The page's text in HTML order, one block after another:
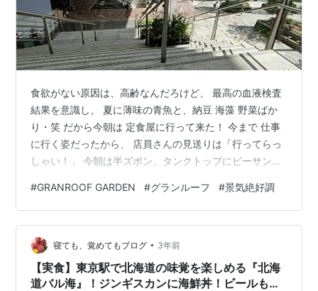
食欲がない原因は、高齢なんだろけど、 最高の血液検査
結果を意識し、 夏に薄味の青魚と、納豆 海藻 野菜ばか
り・笑 だから今朝は 定食屋に行って来た！ 今まで 仕事
に行く姿だったから、 店員さんの見送りは「行ってらっ
しゃい！」 今朝は半ズボン、タンクトップにビーサン
したの？」 「辞めるんだ。今日も休みなんだよ・笑」 行
き交う人、店員さんの動きを観察しながら、 有線は中森
明菜ちゃんの「少女A」 定食の美味しさに加え、雰囲気
が食欲を増す。 夜勤明けで食べて、寝るには良いのだ
が、 60過ぎの年寄りには、少々量が多く満腹。 グラン
ルーフのベンチに座っ…
#GRANROOF GARDEN #グランルーフ #景気絶好調
寝ても、覚めてもブログ • 3年前
【実食】東京駅で北海道の味覚を楽しめる『北海
道バル海』！ジンギスカンに海鮮丼！ビールもご